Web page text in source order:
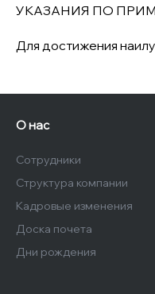
УКАЗАНИЯ ПО
Для достижения
О нас
Сотрудники
Структура компании
Кадровые изменения
Доска почета
Дни рождения